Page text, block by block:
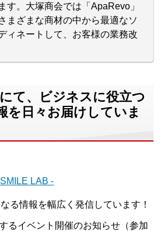
す。大塚商会では「ApaRevo」
まざまな商材の中から最適なソ
ィネートして、お客様の業務改
て、ビジネスに役立つ
を日々お届けしていま
LAB -
る情報を幅広く発信しています！
るイベント開催のお知らせ（参加